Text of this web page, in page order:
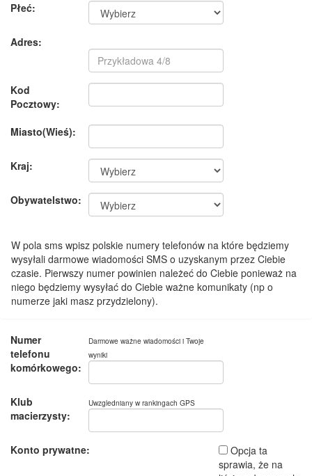
Płeć:
Adres:
Kod
Pocztowy:
Miasto(Wieś):
Kraj:
Obywatelstwo:
W pola sms wpisz polskie numery telefonów na które będziemy
wysyłali darmowe wiadomości SMS o uzyskanym przez Ciebie
czasie. Pierwszy numer powinien należeć do Ciebie ponieważ na
niego będziemy wysyłać do Ciebie ważne komunikaty (np o
numerze jaki masz przydzielony).
Numer
telefonu
komórkowego:
Darmowe ważne wiadomości i Twoje
wyniki
Klub
macierzysty:
Uwzgledniany w rankingach GPS
Konto prywatne:
Opcja ta
sprawia, że na